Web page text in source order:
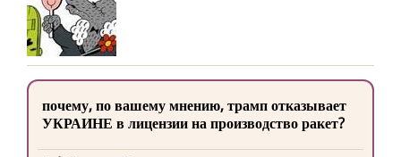
почему, по вашему мнению, трамп отказывает
УКРАИНЕ в лицензии на производство ракет?